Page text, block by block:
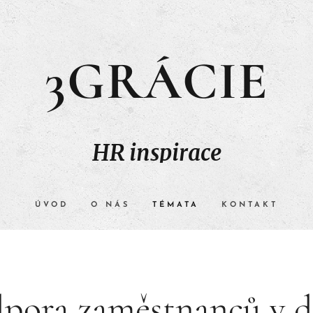
3GRÁCIE
HR inspirace
ÚVOD O NÁS TÉMATA KONTAKT